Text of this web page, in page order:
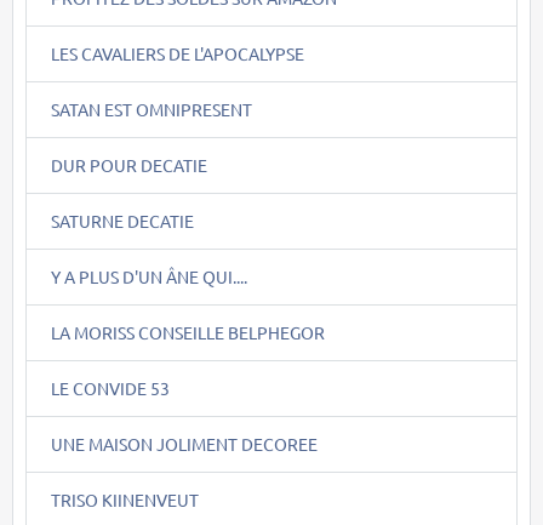
LES CAVALIERS DE L'APOCALYPSE
SATAN EST OMNIPRESENT
DUR POUR DECATIE
SATURNE DECATIE
Y A PLUS D'UN ÂNE QUI....
LA MORISS CONSEILLE BELPHEGOR
LE CONVIDE 53
UNE MAISON JOLIMENT DECOREE
TRISO KIINENVEUT